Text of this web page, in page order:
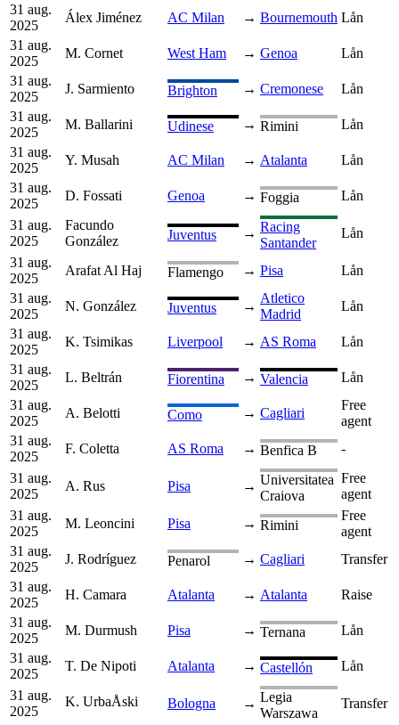
31 aug.
2025
Álex Jiménez AC Milan → Bournemouth Lån
31 aug.
2025
M. Cornet West Ham → Genoa
Lån
31 aug.
2025
J. Sarmiento Brighton → Cremonese
Lån
31 aug.
2025
M. Ballarini Udinese → Rimini
Lån
31 aug.
2025
Y. Musah AC Milan → Atalanta
Lån
31 aug.
2025
D. Fossati Genoa → Foggia
Lån
31 aug.
2025
Facundo
González
Juventus → Racing
Santander
Lån
31 aug.
2025
Arafat Al Haj Flamengo → Pisa
Lån
31 aug.
2025
N. González Juventus →
Atletico
Madrid
Lån
31 aug.
2025
K. Tsimikas Liverpool → AS Roma
Lån
31 aug.
2025
L. Beltrán Fiorentina → Valencia
Lån
31 aug.
2025
A. Belotti Como → Cagliari
Free
agent
31 aug.
2025
F. Coletta AS Roma → Benfica B
-
31 aug.
2025
A. Rus Pisa → Universitatea
Craiova
Free
agent
31 aug.
2025
M. Leoncini Pisa → Rimini
Free
agent
31 aug.
2025
J. Rodríguez Penarol → Cagliari
Transfer
31 aug.
2025
H. Camara Atalanta → Atalanta
Raise
31 aug.
2025
M. Durmush Pisa → Ternana
Lån
31 aug.
2025
T. De Nipoti Atalanta → Castellón
Lån
31 aug.
2025
K. UrbaÅski Bologna → Legia
Warszawa
Transfer